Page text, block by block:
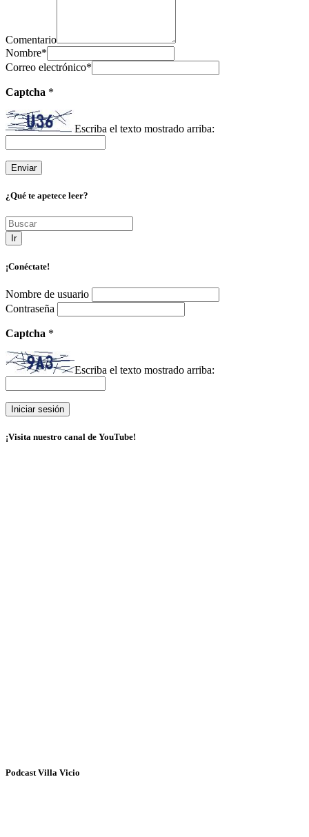
Comentario
Nombre*
Correo electrónico*
Captcha *
Escriba el texto mostrado arriba:
¿Qué te apetece leer?
Ir
¡Conéctate!
Nombre de usuario
Contraseña
Captcha *
Escriba el texto mostrado arriba:
¡Visita nuestro canal de YouTube!
Podcast Villa Vicio